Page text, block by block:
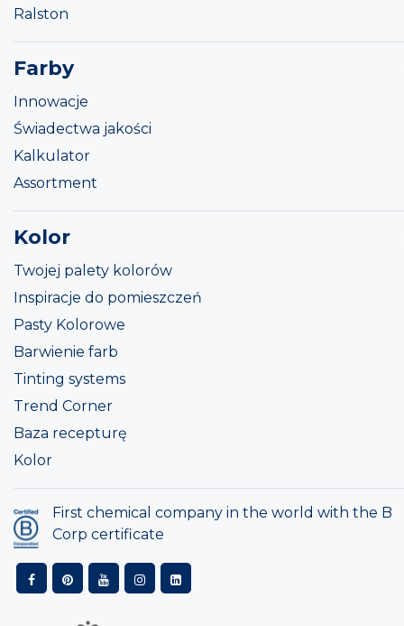
Ralston
Farby
Innowacje
Świadectwa jakości
Kalkulator
Assortment
Kolor
Twojej palety kolorów
Inspiracje do pomieszczeń
Pasty Kolorowe
Barwienie farb
Tinting systems
Trend Corner
Baza recepturę
Kolor
First chemical company in the world with the B
Corp certificate